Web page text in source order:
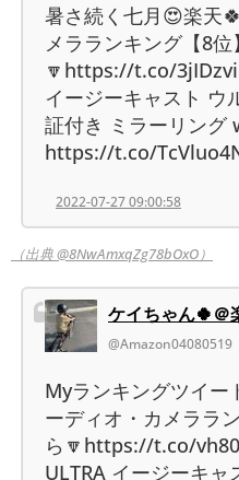
暑さ続く七月😍楽天
メラランキング【8位
🔽https://t.co/
イージーキャスト ウ
証付き ミラーリング
https://t.co/
2022-07-27 09:00:58
（出典 @8NwAmxqZg78bOxO）
ケイちゃん🍀
@Amazon04080519
Myランキングツイ
ーディオ・カメララ
ら🔽https://t.co/
ULTRA イージーキャ